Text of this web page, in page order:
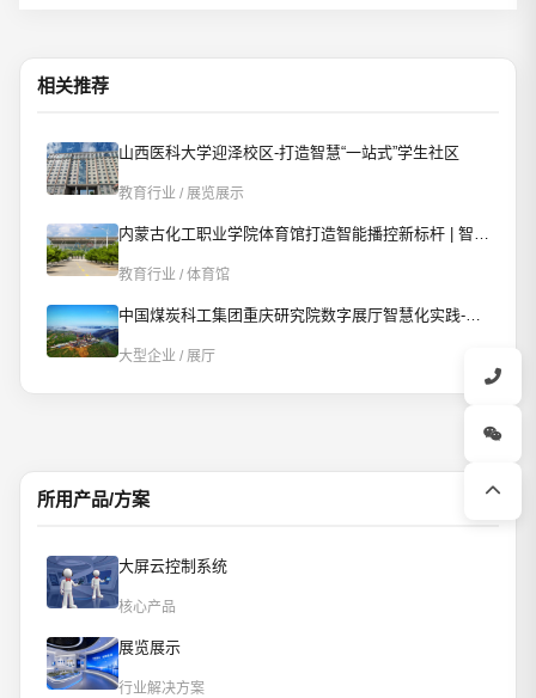
相关推荐
山西医科大学迎泽校区-打造智慧“一站式”学生社区
教育行业 / 展览展示
内蒙古化工职业学院体育馆打造智能播控新标杆 | 智慧赋能校园文体新场景
教育行业 / 体育馆
中国煤炭科工集团重庆研究院数字展厅智慧化实践-AI智控重构数字展厅
大型企业 / 展厅
所用产品/方案
大屏云控制系统
核心产品
展览展示
行业解决方案